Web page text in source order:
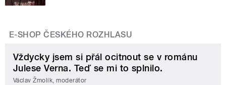
E-SHOP ČESKÉHO ROZHLASU
Vždycky jsem si přál ocitnout se v románu
Julese Verna. Teď se mi to splnilo.
Václav Žmolík, moderátor